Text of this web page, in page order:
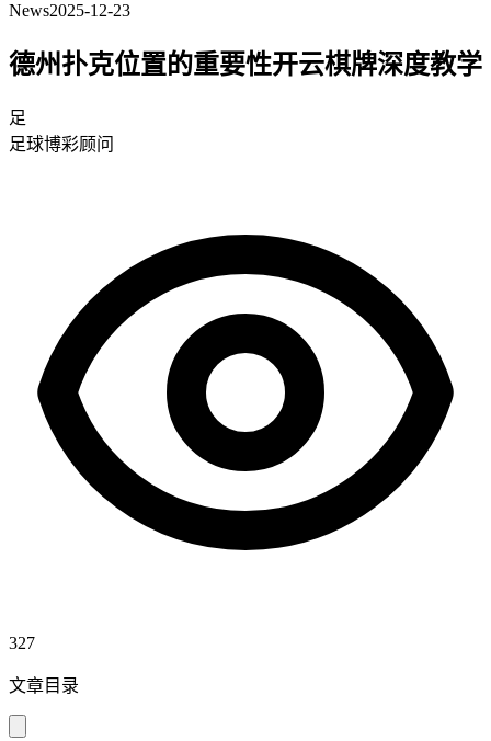
News2025-12-23
德州扑克位置的重要性开云棋牌深度教学
足
足球博彩顾问
327
文章目录